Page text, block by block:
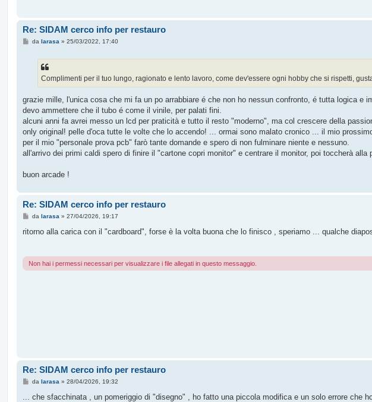
Re: SIDAM cerco info per restauro
M
o
da larasa » 25/03/2022, 17:40
Complimenti per il tuo lungo, ragionato e lento lavoro, come dev'essere ogni hobby che si rispetti,
grazie mille, l'unica cosa che mi fa un po arrabbiare é che non ho nessun confronto, é tutta logica e
devo ammettere che il tubo é come il vinile, per palati fini.
alcuni anni fa avrei messo un lcd per praticità e tutto il resto "moderno", ma col crescere della
only original! pelle d'oca tutte le volte che lo accendo! ... ormai sono malato cronico ... il mio
per il mio "personale prova pcb" farò tante domande e spero di non fulminare niente e nessuno.
all'arrivo dei primi caldi spero di finire il "cartone copri monitor" e centrare il monitor, poi toccherà alla
buon arcade !
Re: SIDAM cerco info per restauro
M
s
g
i
o
da larasa » 27/04/2026, 19:17
ritorno alla carica con il "cardboard", forse è la volta buona che lo finisco , speriamo ... qualche
Non hai i permessi necessari per visualizzare i file allegati in questo messaggio.
Re: SIDAM cerco info per restauro
Mda larasa » 28/04/2026, 19:32
... che sfacchinata , un pomeriggio di "disegno" , ho fatto una piccola modifica e un solo errore che